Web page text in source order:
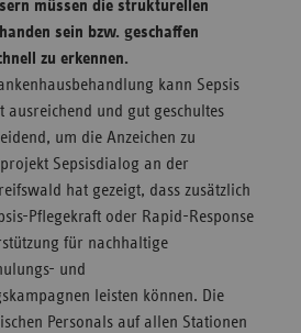
müssen die strukturellen
sein bzw. geschaffen
zu erkennen.
kann Sepsis
und gut geschultes
um die Anzeichen zu
Sepsisdialog an der
hat gezeigt, dass zusätzlich
Pflegekraft oder Rapid-Response
für nachhaltige
und
leisten können. Die
Personals auf allen Stationen